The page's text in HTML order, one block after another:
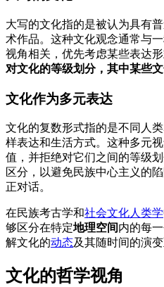
大写的文化指的是被认为具有
术作品。这种文化观念通常与
视角相关，优先考虑某些表达形
对文化的等级划分，其中某些
文化作为多元表达
文化的复数形式指的是不同人
样表达和生活方式。这种多元
值，并拒绝对它们之间的等级
区分，以避免民族中心主义的
正对话。
在民族考古学和社会文化人类学
够区分在特定地理空间内的每
解文化的动态及其随时间的演变
文化的哲学视角